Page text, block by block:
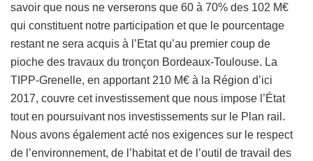
savoir que nous ne verserons que 60 à 70% des 102 M€
qui constituent notre participation et que le pourcentage
restant ne sera acquis à l’Etat qu’au premier coup de
pioche des travaux du tronçon Bordeaux-Toulouse. La
TIPP-Grenelle, en apportant 210 M€ à la Région d’ici
2017, couvre cet investissement que nous impose l’État
tout en poursuivant nos investissements sur le Plan rail.
Nous avons également acté nos exigences sur le respect
de l’environnement, de l’habitat et de l’outil de travail des